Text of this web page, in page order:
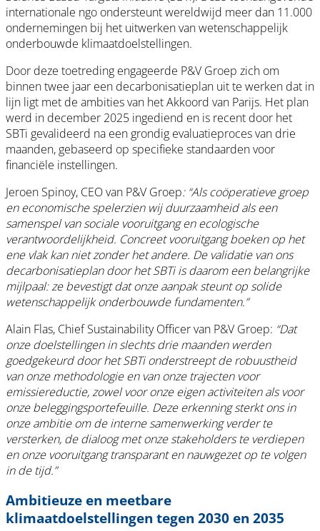
internationale ngo ondersteunt wereldwijd meer dan 11.000
ondernemingen bij het uitwerken van wetenschappelijk
onderbouwde klimaatdoelstellingen.
Door deze toetreding engageerde P&V Groep zich om
binnen twee jaar een decarbonisatieplan uit te werken dat in
lijn ligt met de ambities van het Akkoord van Parijs. Het plan
werd in december 2025 ingediend en is recent door het
SBTi gevalideerd na een grondig evaluatieproces van drie
maanden, gebaseerd op specifieke standaarden voor
financiële instellingen.
Jeroen Spinoy, CEO van P&V Groep: “Als coöperatieve groep
en economische spelerzien wij duurzaamheid als een
samenspel van sociale vooruitgang en ecologische
verantwoordelijkheid. Concreet vooruitgang boeken op het
ene vlak kan niet zonder het andere. De validatie van ons
decarbonisatieplan door het SBTi is daarom een belangrijke
mijlpaal: ze bevestigt dat onze aanpak steunt op solide
wetenschappelijk onderbouwde fundamenten.”
Alain Flas, Chief Sustainability Officer van P&V Groep: “Dat
onze doelstellingen in slechts drie maanden werden
goedgekeurd door het SBTi onderstreept de robuustheid
van onze methodologie en van onze trajecten voor
emissiereductie, zowel voor onze eigen activiteiten als voor
onze beleggingsportefeuille. Deze erkenning sterkt ons in
onze ambitie om de interne samenwerking verder te
versterken, de dialoog met onze stakeholders te verdiepen
en onze vooruitgang transparant en nauwgezet op te volgen
in de tijd.”
Ambitieuze en meetbare
klimaatdoelstellingen tegen 2030 en 2035